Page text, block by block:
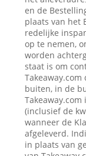
en de
plaats van het
redelijke
op te nemen,
worden
staat is om
buiten, in de
(inclusief de
wanneer de
afgeleverd.
in plaats van